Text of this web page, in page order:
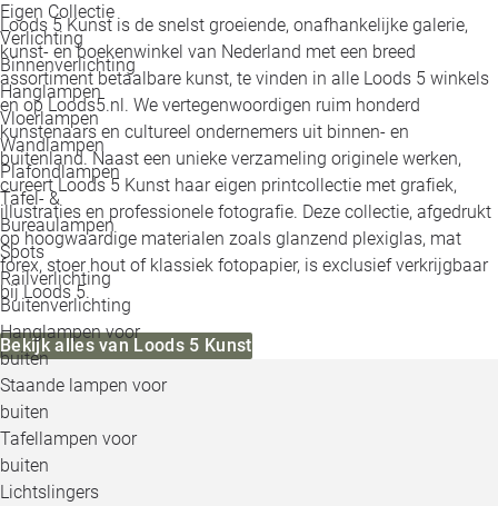
Eigen Collectie
Verlichting
Binnenverlichting
Hanglampen
Vloerlampen
Wandlampen
Plafondlampen
Tafel- &
Bureaulampen
Spots
Railverlichting
Buitenverlichting
Hanglampen voor
buiten
Staande lampen voor
buiten
Tafellampen voor
buiten
Lichtslingers
Loods 5 Kunst is de snelst groeiende, onafhankelijke galerie,
kunst- en boekenwinkel van Nederland met een breed
assortiment betaalbare kunst, te vinden in alle Loods 5 winkels
en op Loods5.nl. We vertegenwoordigen ruim honderd
kunstenaars en cultureel ondernemers uit binnen- en
buitenland. Naast een unieke verzameling originele werken,
cureert Loods 5 Kunst haar eigen printcollectie met grafiek,
illustraties en professionele fotografie. Deze collectie, afgedrukt
op hoogwaardige materialen zoals glanzend plexiglas, mat
forex, stoer hout of klassiek fotopapier, is exclusief verkrijgbaar
bij Loods 5.
Bekijk alles van Loods 5 Kunst